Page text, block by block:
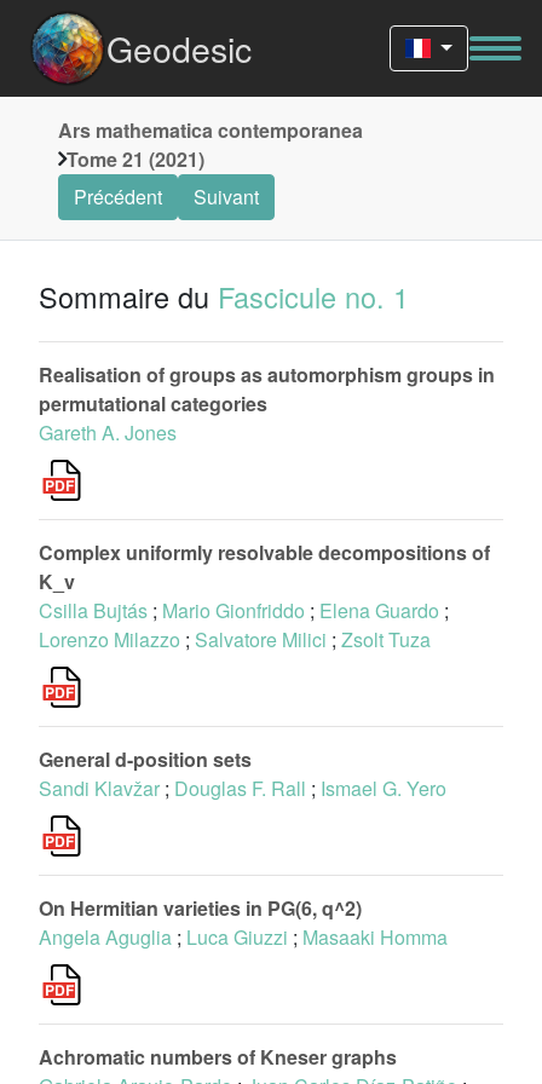
Geodesic
Ars mathematica contemporanea
Tome 21 (2021)
Précédent
Suivant
Sommaire du Fascicule no. 1
Realisation of groups as automorphism groups in
permutational categories
Gareth A. Jones
Complex uniformly resolvable decompositions of
K_v
Csilla Bujtás ; Mario Gionfriddo ; Elena Guardo ;
Lorenzo Milazzo ; Salvatore Milici ; Zsolt Tuza
General d-position sets
Sandi Klavžar ; Douglas F. Rall ; Ismael G. Yero
On Hermitian varieties in PG(6, q^2)
Angela Aguglia ; Luca Giuzzi ; Masaaki Homma
Achromatic numbers of Kneser graphs